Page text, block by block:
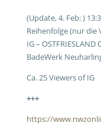
(Update, 4. Feb: )
Reihenfolge (nur
IG –
BadeWerk
Ca. 25 Viewers of IG
+++
https://